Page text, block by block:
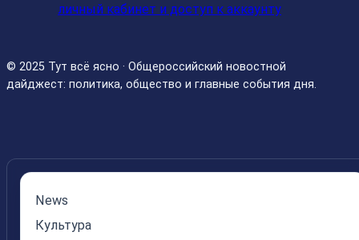
личный кабинет и доступ к аккаунту
© 2025 Тут всё ясно · Общероссийский новостной
дайджест: политика, общество и главные события дня.
News
Культура